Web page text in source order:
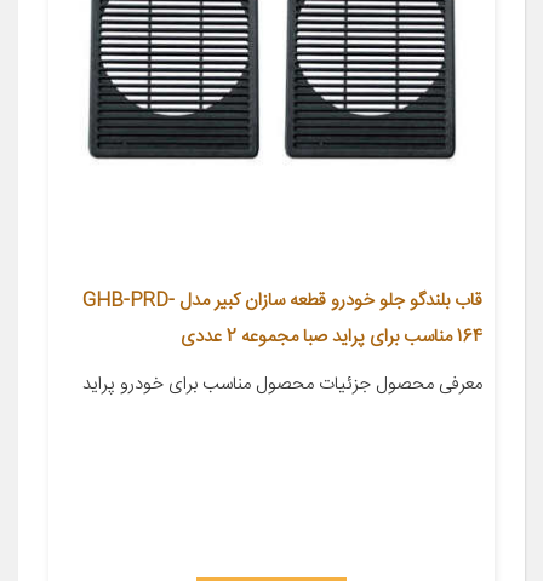
قاب بلندگو جلو خودرو قطعه سازان کبیر مدل GHB-PRD-
164 مناسب برای پراید صبا مجموعه 2 عددی
معرفی محصول جزئیات محصول مناسب برای خودرو پراید